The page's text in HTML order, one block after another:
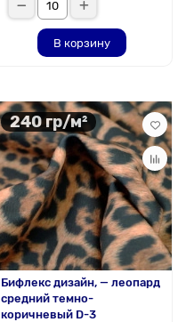
В корзину
240 гр/м²
Бифлекс дизайн, — леопард
средний темно-
коричневый D-3